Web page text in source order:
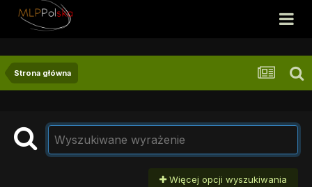
Strona główna
Więcej opcji wyszukiwania